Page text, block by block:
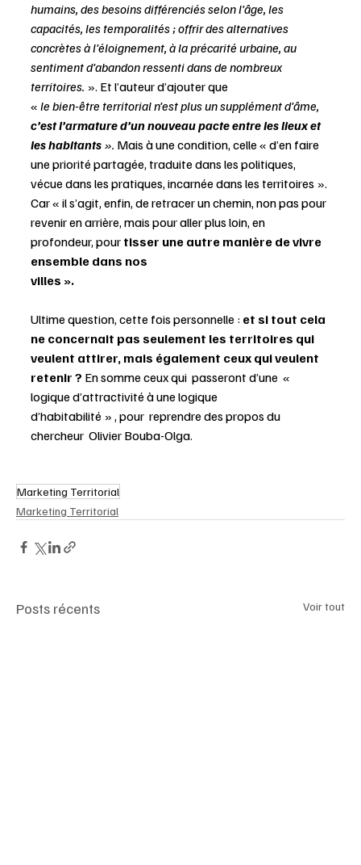
humains, des besoins différenciés selon l’âge, les
capacités, les temporalités ; offrir des alternatives
concrètes à l’éloignement, à la précarité urbaine, au
sentiment d’abandon ressenti dans de nombreux
territoires. ». Et l’auteur d’ajouter que
« le bien-être territorial n’est plus un supplément d’âme,
c’est l’armature d’un nouveau pacte entre les lieux et
les habitants ». Mais à une condition, celle « d’en faire
une priorité partagée, traduite dans les politiques,
vécue dans les pratiques, incarnée dans les territoires ».
Car « il s’agit, enfin, de retracer un chemin, non pas pour
revenir en arrière, mais pour aller plus loin, en
profondeur, pour tisser une autre manière de vivre
ensemble dans nos
villes ».
Ultime question, cette fois personnelle : et si tout cela
ne concernait pas seulement les territoires qui
veulent attirer, mais également ceux qui veulent
retenir ? En somme ceux qui  passeront d’une  «
logique d’attractivité à une logique
d’habitabilité » , pour  reprendre des propos du
chercheur  Olivier Bouba-Olga.
Marketing Territorial
Marketing Territorial
Posts récents Voir tout